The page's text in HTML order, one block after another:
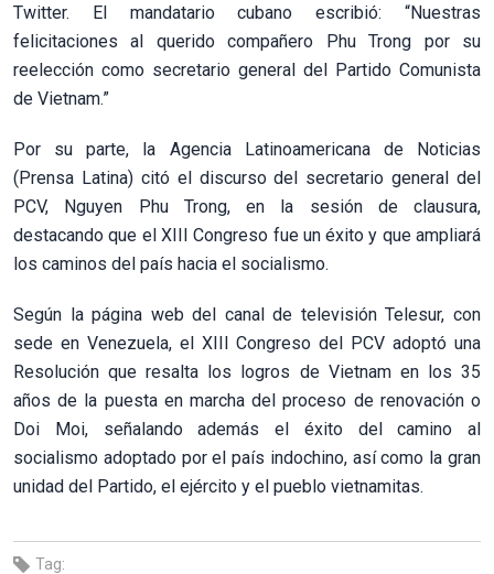
Twitter. El mandatario cubano escribió: “Nuestras
felicitaciones al querido compañero Phu Trong por su
reelección como secretario general del Partido Comunista
de Vietnam.”
Por su parte, la Agencia Latinoamericana de Noticias
(Prensa Latina) citó el discurso del secretario general del
PCV, Nguyen Phu Trong, en la sesión de clausura,
destacando que el XIII Congreso fue un éxito y que ampliará
los caminos del país hacia el socialismo.
Según la página web del canal de televisión Telesur, con
sede en Venezuela, el XIII Congreso del PCV adoptó una
Resolución que resalta los logros de Vietnam en los 35
años de la puesta en marcha del proceso de renovación o
Doi Moi, señalando además el éxito del camino al
socialismo adoptado por el país indochino, así como la gran
unidad del Partido, el ejército y el pueblo vietnamitas.
Tag: